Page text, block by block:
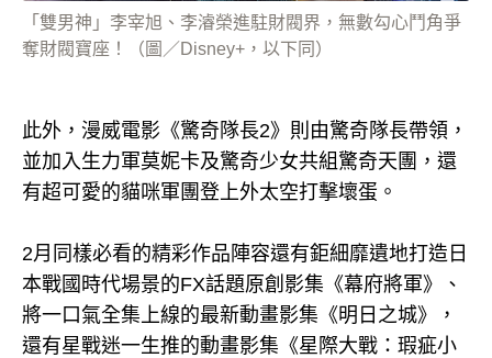
「雙男神」李宰旭、李濬榮進駐財閥界，無數勾心鬥角爭
奪財閥寶座！（圖／Disney+，以下同）
此外，漫威電影《驚奇隊長2》則由驚奇隊長帶領，
並加入生力軍莫妮卡及驚奇少女共組驚奇天團，還
有超可愛的貓咪軍團登上外太空打擊壞蛋。
2月同樣必看的精彩作品陣容還有鉅細靡遺地打造日
本戰國時代場景的FX話題原創影集《幕府將軍》、
將一口氣全集上線的最新動畫影集《明日之城》，
還有星戰迷一生推的動畫影集《星際大戰：瑕疵小